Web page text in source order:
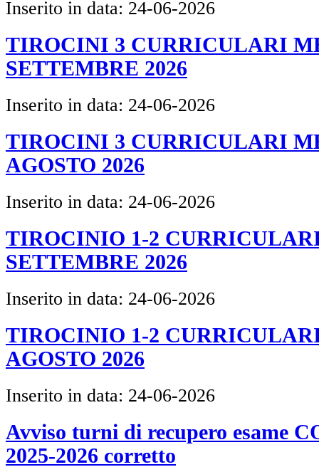
Inserito in data: 24-06-2026
TIROCINI 3 CURRICULARI
SETTEMBRE 2026
Inserito in data: 24-06-2026
TIROCINI 3 CURRICULARI
AGOSTO 2026
Inserito in data: 24-06-2026
TIROCINIO 1-2
SETTEMBRE 2026
Inserito in data: 24-06-2026
TIROCINIO 1-2
AGOSTO 2026
Inserito in data: 24-06-2026
Avviso turni di recupero esame
2025-2026 corretto